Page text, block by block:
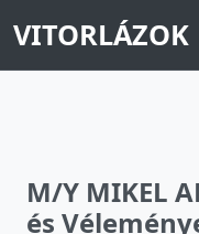
VITORLÁZOK
M/Y MIKEL
és